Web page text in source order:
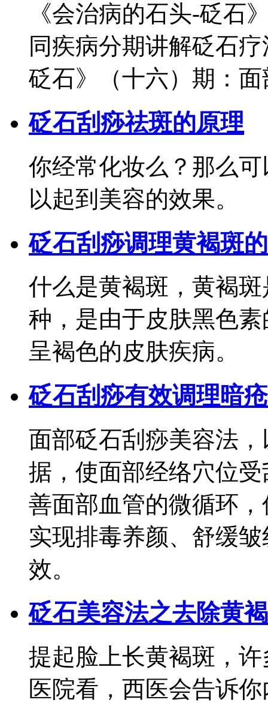
《会治病的石头-砭石
同疾病分期讲解砭石
砭石》（十六）期：
砭石刮痧祛斑的原理
你经常化妆么？那么
以起到美容的效果。
砭石刮痧调理黄褐斑
什么是黄褐斑，黄褐
种，是由于皮肤黑色
呈褐色的皮肤疾病。
砭石刮痧有效调理暗
面部砭石刮痧美容法
据，使面部经络穴位
善面部血管的微循环
实现排毒养颜、舒缓
效。
砭石美容法之去除黄
提起脸上长黄褐斑，
医院看，西医会告诉